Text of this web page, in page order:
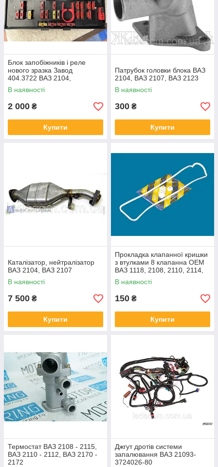
Блок запобіжників і реле
нового зразка Завод
404.3722 ВАЗ 2104,
ВАЗ-2105, ВАЗ 2107
В наявності
2 000 ₴
Купити
Патрубок головки блока ВАЗ
2104, ВАЗ 2107, ВАЗ 2123
В наявності
300 ₴
Купити
Каталізатор, нейтралізатор
ВАЗ 2104, ВАЗ 2107
В наявності
7 500 ₴
Купити
Прокладка клапанної кришки
з втулками 8 клапанна OEM
ВАЗ 1118, 2108, 2110, 2114,
2190
В наявності
150 ₴
Купити
Термостат ВАЗ 2108 - 2115,
ВАЗ 2110 - 2112, ВАЗ 2170 -
2172
Джгут дротів системи
запалювання ВАЗ 21093-
3724026-80